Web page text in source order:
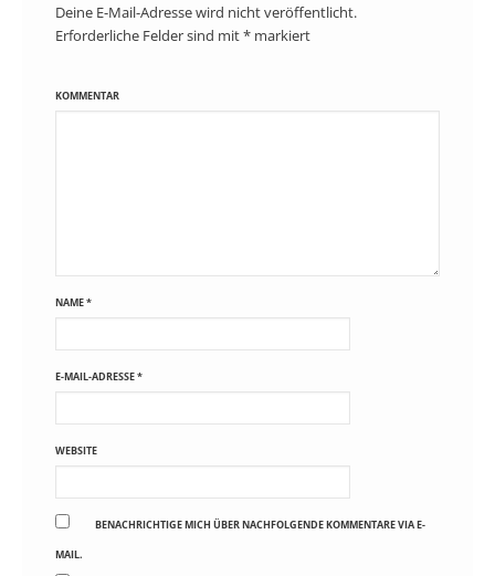
Deine E-Mail-Adresse wird nicht veröffentlicht.
Erforderliche Felder sind mit* markiert
KOMMENTAR
NAME*
E-MAIL-ADRESSE*
WEBSITE
BENACHRICHTIGE MICH ÜBER NACHFOLGENDE KOMMENTARE VIA E-
MAIL.